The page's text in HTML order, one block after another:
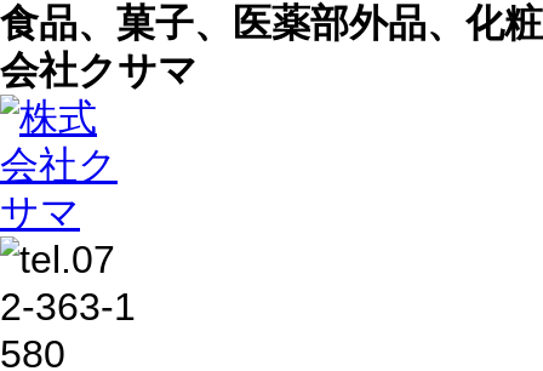
食品、菓子、医薬部外品、化
会社クサマ